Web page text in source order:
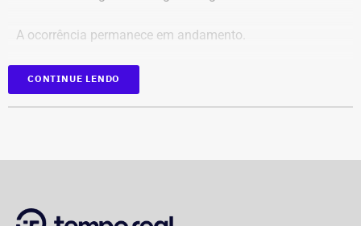
Retirada das publicações relacionadas no processo;
Suspensão temporária de contas que não fossem
Proibição de distribuição paga por contas ainda não
campanha ou conjunto de dados.
A ocorrência permanece em andamento.
*Em atualização
CONTINUE LENDO